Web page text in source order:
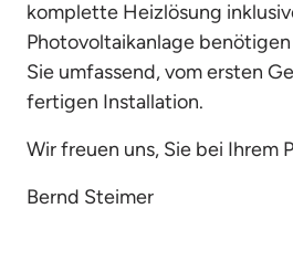
komplette Heizlösung
Photovoltaikanlage
Sie umfassend, vom ersten
fertigen Installation.
Wir freuen uns, Sie bei Ihrem
Bernd Steimer